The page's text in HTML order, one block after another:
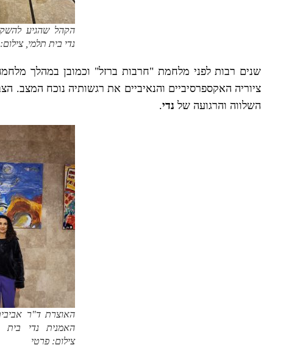
הקהל שהגיע
נדי בית תלמי,
שנים רבות לפני מלחמת "חרבות ברזל" וכמובן במהלך
ציוריה האקספרסיביים והנאיביים את רגשותיה נוכח המצב.
השלווה והרגועה של נדי.
האוצרת ד"ר
האמנית נדי בית
צילום: פרטי